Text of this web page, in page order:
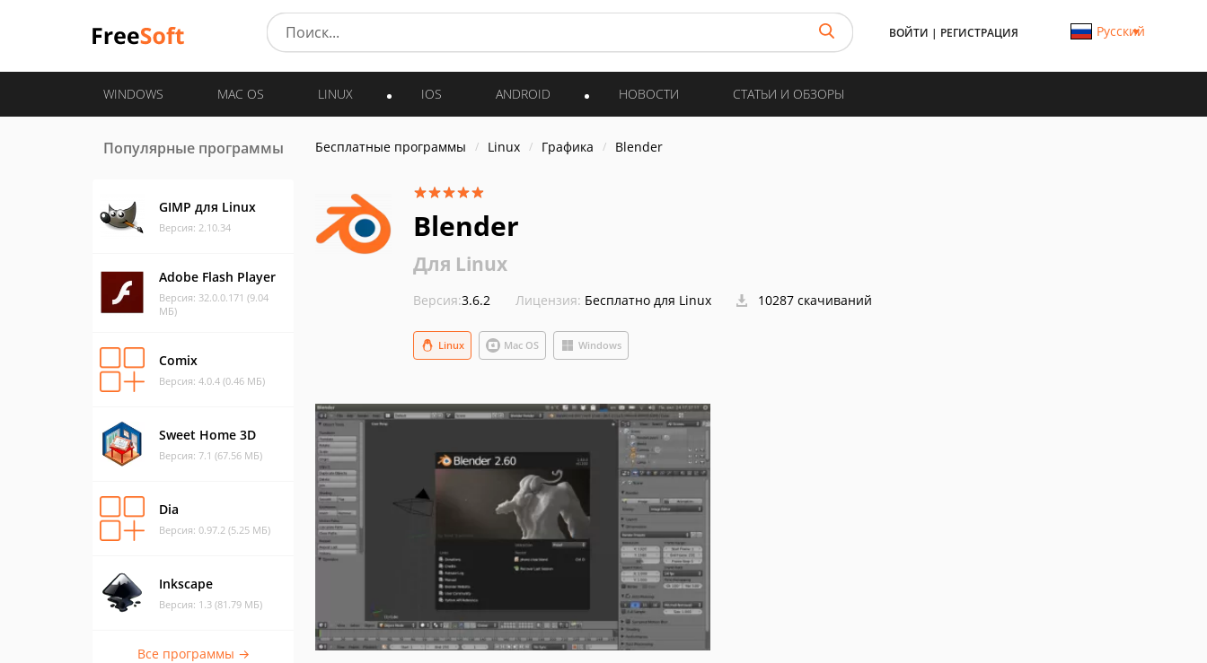
ВОЙТИ | РЕГИСТРАЦИЯ Русский
WINDOWS MAC OS LINUX IOS ANDROID НОВОСТИ СТАТЬИ И ОБЗОРЫ
Популярные программы
GIMP для Linux
Версия: 2.10.34
Adobe Flash Player
Версия: 32.0.0.171 (9.04
МБ)
Comix
Версия: 4.0.4 (0.46 МБ)
Sweet Home 3D
Версия: 7.1 (67.56 МБ)
Dia
Версия: 0.97.2 (5.25 МБ)
Inkscape
Версия: 1.3 (81.79 МБ)
Все программы →
Бесплатные программы Linux Графика Blender
Blender
Для Linux
Версия:3.6.2 Лицензия: Бесплатно для Linux 10287 скачиваний
Mac OS
Linux Windows